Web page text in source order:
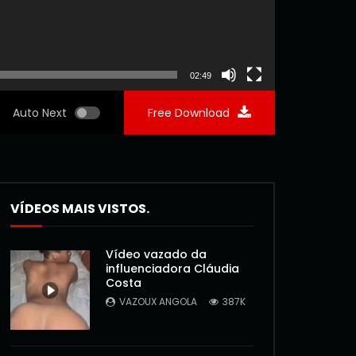
02:49
Auto Next Free Download
VÍDEOS MAIS VISTOS.
Vídeo vazado da
influenciadora Cláudia
Costa
VAZOUX ANGOLA 387K